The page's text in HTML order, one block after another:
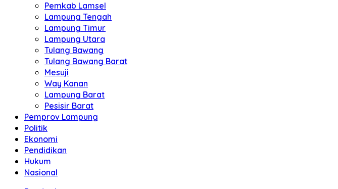
Pemkab Lamsel
Lampung Tengah
Lampung Timur
Lampung Utara
Tulang Bawang
Tulang Bawang Barat
Mesuji
Way Kanan
Lampung Barat
Pesisir Barat
Pemprov Lampung
Politik
Ekonomi
Pendidikan
Hukum
Nasional